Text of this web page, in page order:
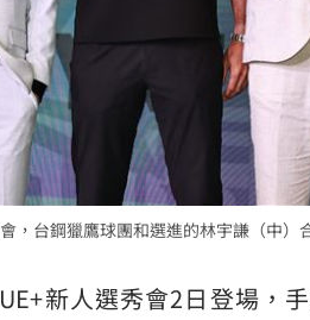
地中海熱到像溫泉 23:53
20:31
播 15:27
上直播 18:00
「頂奢大道」逐漸成形 12:00
樂千萬頭獎超「爸」氣 12:00
，台鋼獵鷹球團和選進的林宇謙（中）
新人選秀會2日登場